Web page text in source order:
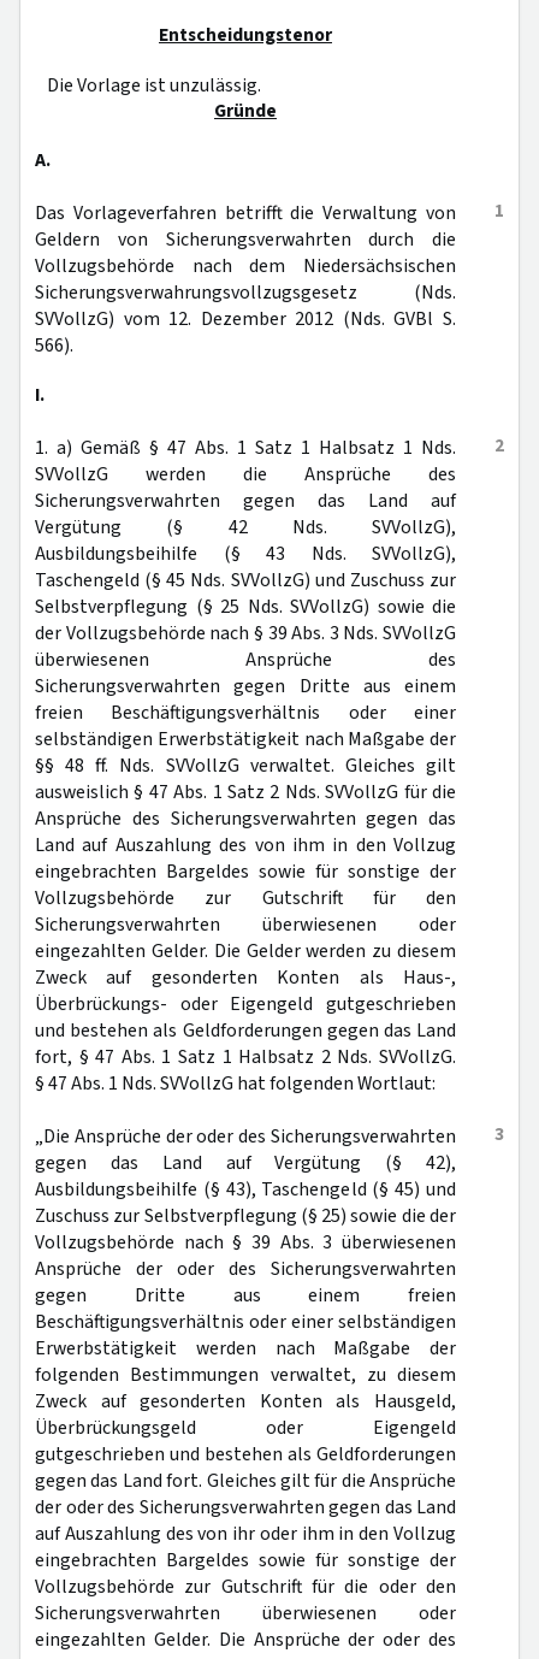
Entscheidungstenor
Die Vorlage ist unzulässig.
Gründe
A.
1
Das Vorlageverfahren betrifft die Verwaltung von
Geldern von Sicherungsverwahrten durch die
Vollzugsbehörde nach dem Niedersächsischen
Sicherungsverwahrungsvollzugsgesetz (Nds.
SVVollzG) vom 12. Dezember 2012 (Nds. GVBl S.
566).
I.
2
1. a) Gemäß § 47 Abs. 1 Satz 1 Halbsatz 1 Nds.
SVVollzG werden die Ansprüche des
Sicherungsverwahrten gegen das Land auf
Vergütung (§ 42 Nds. SVVollzG),
Ausbildungsbeihilfe (§ 43 Nds. SVVollzG),
Taschengeld (§ 45 Nds. SVVollzG) und Zuschuss zur
Selbstverpflegung (§ 25 Nds. SVVollzG) sowie die
der Vollzugsbehörde nach § 39 Abs. 3 Nds. SVVollzG
überwiesenen Ansprüche des
Sicherungsverwahrten gegen Dritte aus einem
freien Beschäftigungsverhältnis oder einer
selbständigen Erwerbstätigkeit nach Maßgabe der
§§ 48 ff. Nds. SVVollzG verwaltet. Gleiches gilt
ausweislich § 47 Abs. 1 Satz 2 Nds. SVVollzG für die
Ansprüche des Sicherungsverwahrten gegen das
Land auf Auszahlung des von ihm in den Vollzug
eingebrachten Bargeldes sowie für sonstige der
Vollzugsbehörde zur Gutschrift für den
Sicherungsverwahrten überwiesenen oder
eingezahlten Gelder. Die Gelder werden zu diesem
Zweck auf gesonderten Konten als Haus-,
Überbrückungs- oder Eigengeld gutgeschrieben
und bestehen als Geldforderungen gegen das Land
fort, § 47 Abs. 1 Satz 1 Halbsatz 2 Nds. SVVollzG.
§ 47 Abs. 1 Nds. SVVollzG hat folgenden Wortlaut:
3
„Die Ansprüche der oder des Sicherungsverwahrten
gegen das Land auf Vergütung (§ 42),
Ausbildungsbeihilfe (§ 43), Taschengeld (§ 45) und
Zuschuss zur Selbstverpflegung (§ 25) sowie die der
Vollzugsbehörde nach § 39 Abs. 3 überwiesenen
Ansprüche der oder des Sicherungsverwahrten
gegen Dritte aus einem freien
Beschäftigungsverhältnis oder einer selbständigen
Erwerbstätigkeit werden nach Maßgabe der
folgenden Bestimmungen verwaltet, zu diesem
Zweck auf gesonderten Konten als Hausgeld,
Überbrückungsgeld oder Eigengeld
gutgeschrieben und bestehen als Geldforderungen
gegen das Land fort. Gleiches gilt für die Ansprüche
der oder des Sicherungsverwahrten gegen das Land
auf Auszahlung des von ihr oder ihm in den Vollzug
eingebrachten Bargeldes sowie für sonstige der
Vollzugsbehörde zur Gutschrift für die oder den
Sicherungsverwahrten überwiesenen oder
eingezahlten Gelder. Die Ansprüche der oder des